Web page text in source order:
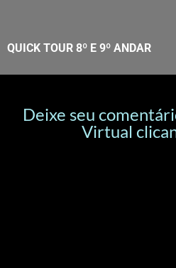
QUICK TOUR 8º E 9º ANDAR
Deixe seu
Virtual